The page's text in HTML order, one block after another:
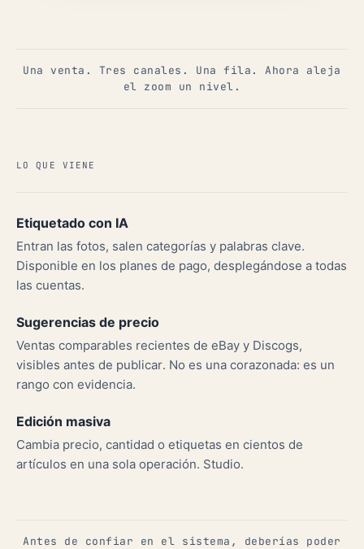
Una venta. Tres canales. Una fila. Ahora aleja
el zoom un nivel.
LO QUE VIENE
Etiquetado con IA
Entran las fotos, salen categorías y palabras clave.
Disponible en los planes de pago, desplegándose a todas
las cuentas.
Sugerencias de precio
Ventas comparables recientes de eBay y Discogs,
visibles antes de publicar. No es una corazonada: es un
rango con evidencia.
Edición masiva
Cambia precio, cantidad o etiquetas en cientos de
artículos en una sola operación. Studio.
Antes de confiar en el sistema, deberías poder